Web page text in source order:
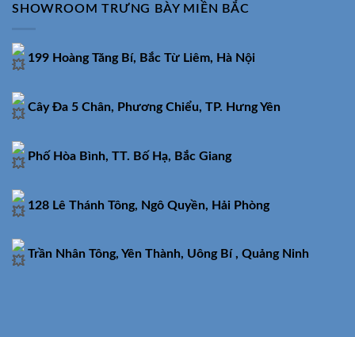
SHOWROOM TRƯNG BÀY MIỀN BẮC
199 Hoàng Tăng Bí, Bắc Từ Liêm, Hà Nội
Cây Đa 5 Chân, Phương Chiểu, TP. Hưng Yên
Phố Hòa Bình, TT. Bố Hạ, Bắc Giang
128 Lê Thánh Tông, Ngô Quyền, Hải Phòng
Trần Nhân Tông, Yên Thành, Uông Bí , Quảng Ninh